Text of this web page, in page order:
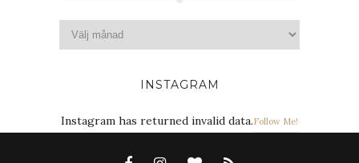
INSTAGRAM
Instagram has returned invalid data.Follow Me!